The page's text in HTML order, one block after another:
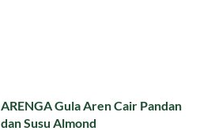
ARENGA Gula Aren Cair Pandan
dan Susu Almond